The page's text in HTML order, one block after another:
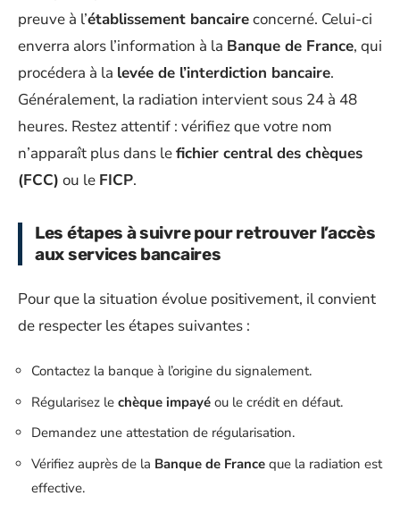
preuve à l’établissement bancaireconcerné. Celui-ci
enverra alors l’information à la Banque de France, qui
procédera à la levée de l’interdiction bancaire.
Généralement, la radiation intervient sous 24 à 48
heures. Restez attentif : vérifiez que votre nom
n’apparaît plus dans lefichier central des chèques
(FCC) ou le FICP.
Les étapes à suivre pour retrouver l’accès
aux services bancaires
Pour que la situation évolue positivement, il convient
de respecter les étapes suivantes :
Contactez la banque à l’origine du signalement.
Régularisez le chèque impayé ou le crédit en défaut.
Demandez une attestation de régularisation.
Vérifiez auprès de la Banque de France que la radiation est
effective.